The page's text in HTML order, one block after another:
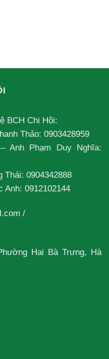
BCH Chi Hội:
Thảo: 0903428959
Anh Phạm Duy Nghĩa:
Thái: 0904342888
Anh: 0912102144
/
Hai Bà Trưng, Hà